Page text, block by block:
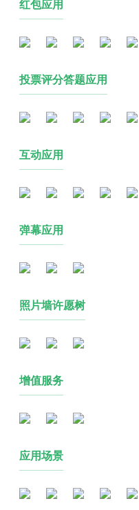
红包应用
投票评分答题应用
互动应用
弹幕应用
照片墙许愿树
增值服务
应用场景